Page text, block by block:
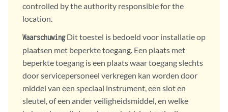
controlled by the authority responsible for the
location.
WaarschuwingDit toestel is bedoeld voor installatie op
plaatsen met beperkte toegang. Een plaats met
beperkte toegang is een plaats waar toegang slechts
door servicepersoneel verkregen kan worden door
middel van een speciaal instrument, een slot en
sleutel, of een ander veiligheidsmiddel, en welke